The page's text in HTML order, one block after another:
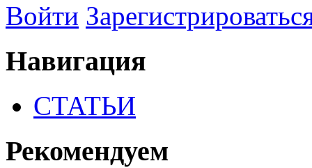
Войти
Навигация
СТАТЬИ
Рекомендуем